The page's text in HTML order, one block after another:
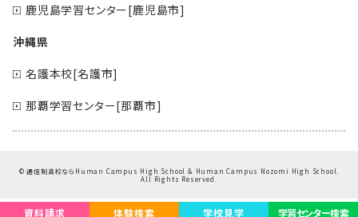
鹿児島学習センター[鹿児島市]
沖縄県
名護本校[名護市]
那覇学習センター[那覇市]
©通信制高校ならHuman Campus High School & Human Campus Nozomi High School.
All Rights Reserved.
資料請求 体験検索 学校見学 学習センター検索